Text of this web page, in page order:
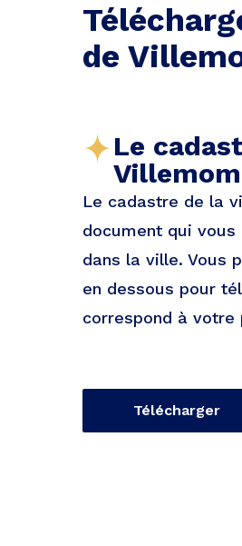
de
Le
Le cadastre de la
document qui
dans la ville. Vous
en dessous pour
correspond à votre
Télécharger